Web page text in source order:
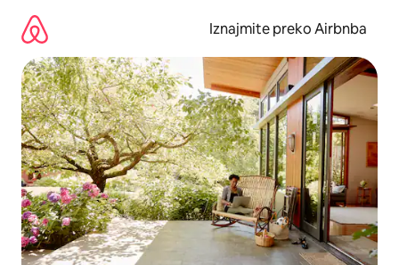
sadržaj
Iznajmite preko Airbnba